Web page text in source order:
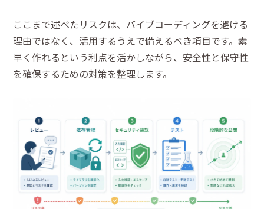
ここまで述べたリスクは、バイブコーディングを避ける
理由ではなく、活用するうえで備えるべき項目です。素
早く作れるという利点を活かしながら、安全性と保守性
を確保するための対策を整理します。